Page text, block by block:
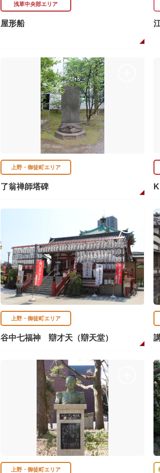
浅草中央部エリア
屋形船
上野・御徒町エリア
了翁禅師塔碑
上野・御徒町エリア
谷中七福神 辯才天（辯天堂）
上野・御徒町エリア